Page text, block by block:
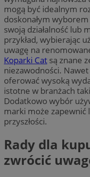
mogą być idealnym
doskonałym
swoją działalność lub
przykład, wybierając
uwagę na
Koparki Cat są znane
niezawodności.
oferować wysoką
istotne w branżach
Dodatkowo wybór
marki może zapewnić
przyszłości.
Rady dla
zwrócić